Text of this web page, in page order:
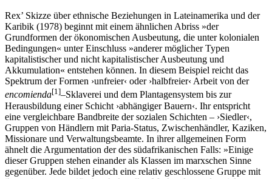
Rex’ Skizze über ethnische Beziehungen in Lateinamerika und der
Karibik (1978) beginnt mit einem ähnlichen Abriss »der
Grundformen der ökonomischen Ausbeutung, die unter kolonialen
Bedingungen« unter Einschluss »anderer möglicher Typen
kapitalistischer und nicht kapitalistischer Ausbeutung und
Akkumulation« entstehen können. In diesem Beispiel reicht das
Spektrum der Formen ›unfreier‹ oder ›halbfreier‹ Arbeit von der
encomienda[1]–Sklaverei und dem Plantagensystem bis zur
Herausbildung einer Schicht ›abhängiger Bauern‹. Ihr entspricht
eine vergleichbare Bandbreite der sozialen Schichten – ›Siedler‹,
Gruppen von Händlern mit Paria-Status, Zwischenhändler, Kaziken,
Missionare und Verwaltungsbeamte. In ihrer allgemeinen Form
ähnelt die Argumentation der des südafrikanischen Falls: »Einige
dieser Gruppen stehen einander als Klassen im marxschen Sinne
gegenüber. Jede bildet jedoch eine relativ geschlossene Gruppe mit